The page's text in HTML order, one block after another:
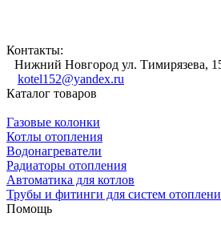
Контакты:
Нижний Новгород ул. Тимирязева,
kotel152@yandex.ru
Каталог товаров
Газовые колонки
Котлы отопления
Водонагреватели
Радиаторы отопления
Автоматика для котлов
Трубы и фитинги для систем
Помощь